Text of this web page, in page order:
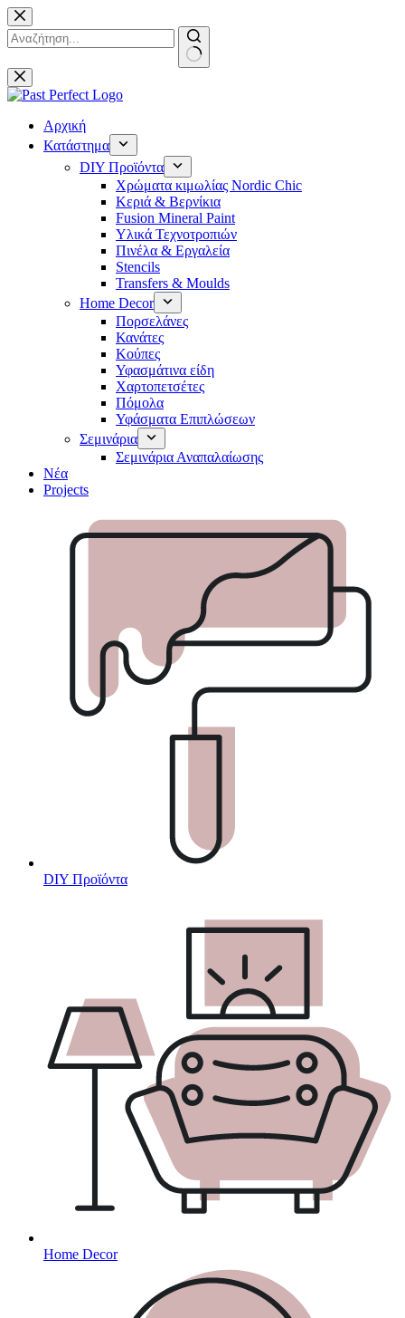
Μετάβαση
στο
περιεχόμενο
No
results
Αρχική
Κατάστημα
DIY Προϊόντα
Χρώματα κιμωλίας Nordic Chic
Κεριά & Βερνίκια
Fusion Mineral Paint
Υλικά Τεχνοτροπιών
Πινέλα & Εργαλεία
Stencils
Transfers & Moulds
Home Decor
Πορσελάνες
Κανάτες
Κούπες
Υφασμάτινα είδη
Χαρτοπετσέτες
Πόμολα
Υφάσματα Επιπλώσεων
Σεμινάρια
Σεμινάρια Αναπαλαίωσης
Νέα
Projects
DIY Προϊόντα
Home Decor